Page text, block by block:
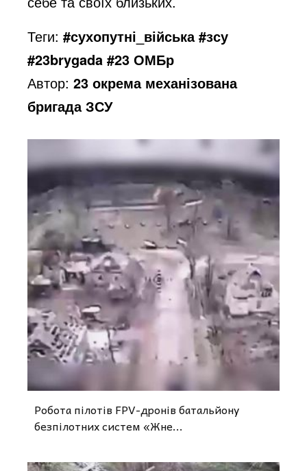
Теги:#сухопутні_війська #зсу
#23brygada #23 ОМБр
Автор:23 окрема механізована
бригада ЗСУ
Робота пілотів FPV-дронів батальйону
безпілотних систем «Жне...